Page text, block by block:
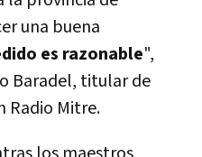
una buena
es razonable",
Baradel, titular de
Radio Mitre.